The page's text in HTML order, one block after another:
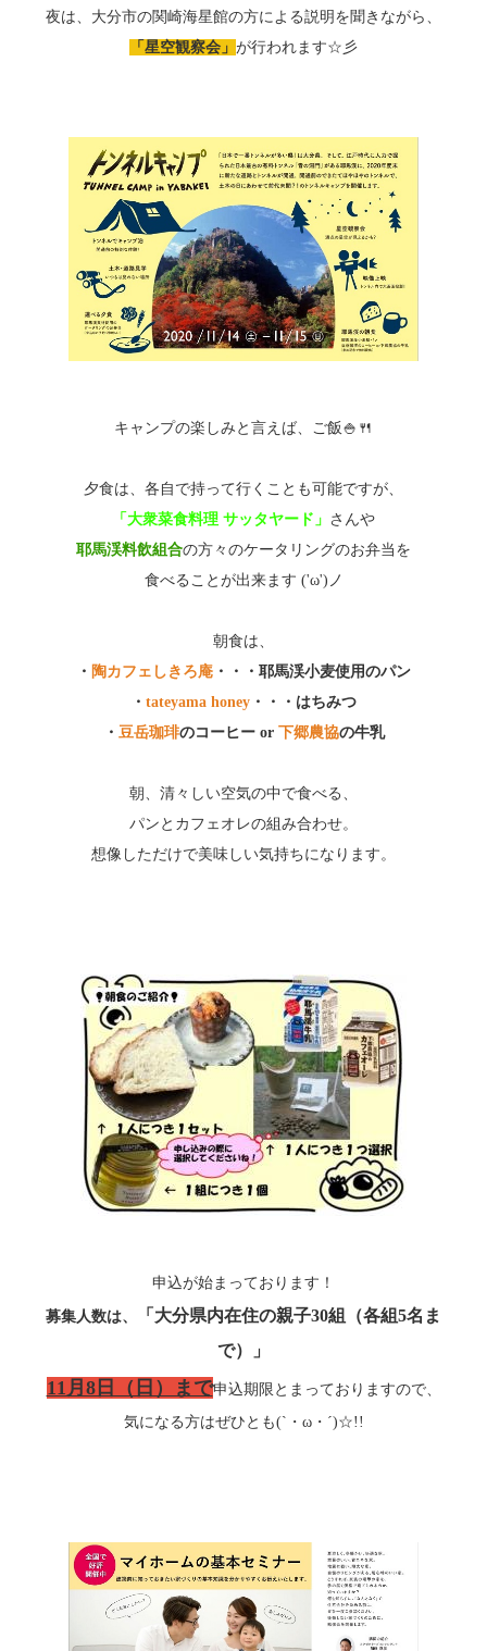
夜は、大分市の関崎海星館の方による説明を聞きながら、
「星空観察会」 が行われます☆彡
キャンプの楽しみと言えば、ご飯🍚🍴
夕食は、各自で持って行くことも可能ですが、
「大衆菜食料理 サッタヤード」 さんや
耶馬渓料飲組合の方々のケータリングのお弁当を
食べることが出来ます ('ω')ノ
朝食は、
・ 陶カフェしきろ庵 ・・・耶馬渓小麦使用のパン
・ tateyama honey ・・・はちみつ
・ 豆岳珈琲のコーヒー or 下郷農協の牛乳
朝、清々しい空気の中で食べる、
パンとカフェオレの組み合わせ。
想像しただけで美味しい気持ちになります。
申込が始まっております！
募集人数は、
「大分県内在住の親子30組（各組5名ま
で）」
11月8日（日）まで申込期限とまっておりますので、
気になる方はぜひとも(`・ω・´)☆!!